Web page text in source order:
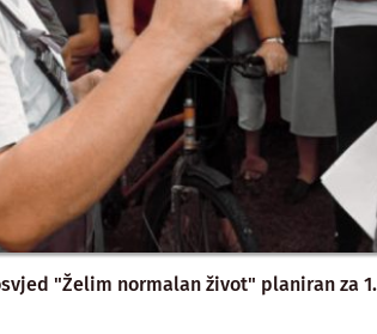
"Želim normalan život" planiran za